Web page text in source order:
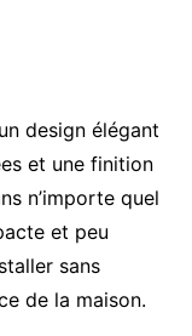
design élégant
et une finition
n’importe quel
et peu
sans
de la maison.